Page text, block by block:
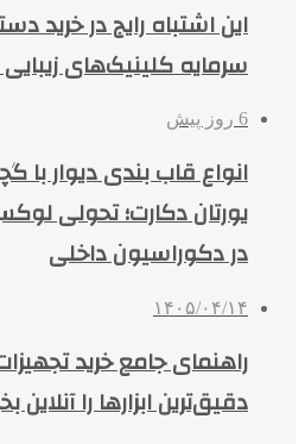
این اشتباه رایج در خرید
سرمایه کلینیک‌های
6 روز پیش
انواع قاب بندی دیوار
یورتان دکارت؛ تحولی
در دکوراسیون داخلی
۱۴۰۵/۰۴/۱۴
راهنمای جامع خرید
دقیق‌ترین ابزارها را آنلاین